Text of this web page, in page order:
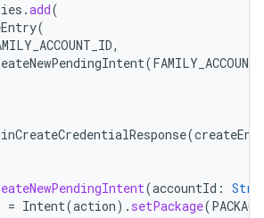
.add(
(
,
(
(
(accountId :
= Intent(action). setPackage(